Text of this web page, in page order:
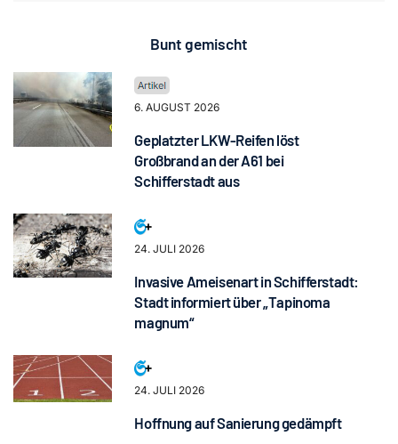
Bunt gemischt
6. AUGUST 2026
Geplatzter LKW-Reifen löst
Großbrand an der A61 bei
Schifferstadt aus
24. JULI 2026
Invasive Ameisenart in Schifferstadt:
Stadt informiert über „Tapinoma
magnum“
24. JULI 2026
Hoffnung auf Sanierung gedämpft